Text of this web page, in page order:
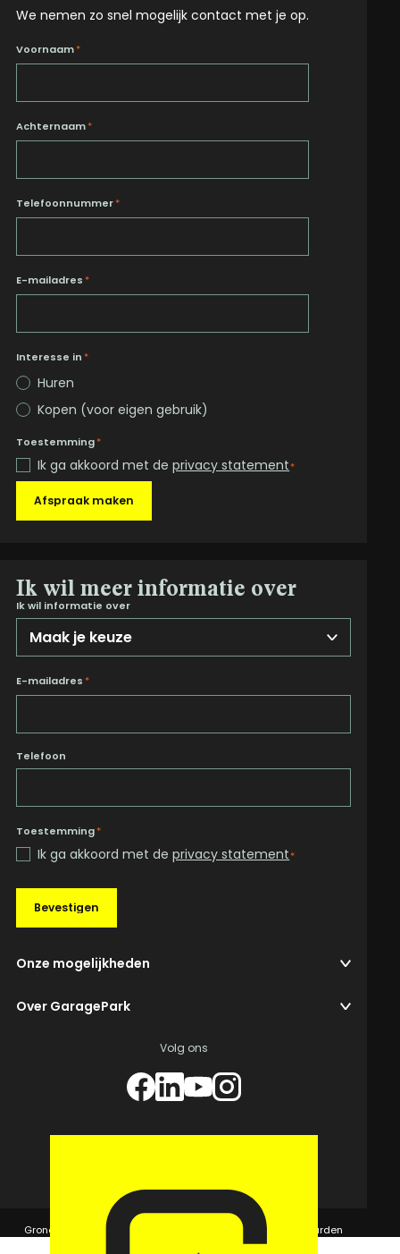
We nemen zo snel mogelijk contact met je op.
Voornaam*
Achternaam*
Telefoonnummer*
E-mailadres *
Interesse in *
Huren
Kopen (voor eigen gebruik)
Toestemming*
Ik ga akkoord met deprivacy statement*
Afspraak maken
Ik wil meer informatie over
Ik wil informatie over
E-mailadres *
Telefoon
Toestemming*
Ik ga akkoord met deprivacy statement*
Bevestigen
Onze mogelijkheden
Over GaragePark
Volg ons
© 2026 GaragePark.
Grondposities
365Beheer & GaragePark Algemene voorwaarden